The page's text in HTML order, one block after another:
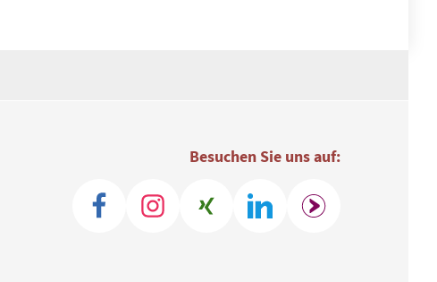
Besuchen Sie uns auf: